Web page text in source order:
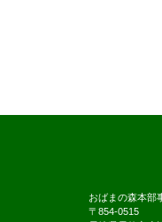
おばまの森本部
〒854-0515